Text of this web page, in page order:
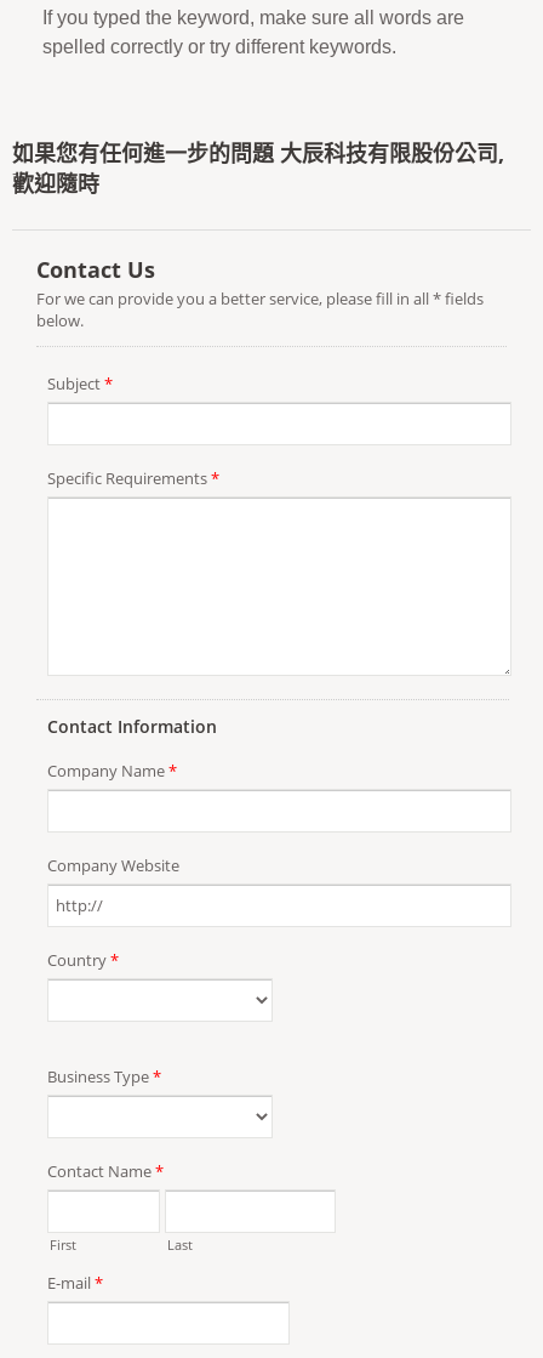
If you typed the keyword, make sure all words are
spelled correctly or try different keywords.
如果您有任何進一步的問題 大辰科技有限股份公司,
歡迎隨時